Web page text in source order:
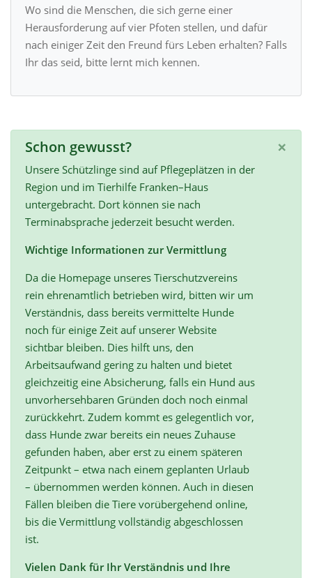
Wo sind die Menschen, die sich gerne einer
Herausforderung auf vier Pfoten stellen, und dafür
nach einiger Zeit den Freund fürs Leben erhalten? Falls
Ihr das seid, bitte lernt mich kennen.
×
Schon gewusst?
Unsere Schützlinge sind auf Pflegeplätzen in der
Region und im Tierhilfe Franken–Haus
untergebracht. Dort können sie nach
Terminabsprache jederzeit besucht werden.
Wichtige Informationen zur Vermittlung
Da die Homepage unseres Tierschutzvereins
rein ehrenamtlich betrieben wird, bitten wir um
Verständnis, dass bereits vermittelte Hunde
noch für einige Zeit auf unserer Website
sichtbar bleiben. Dies hilft uns, den
Arbeitsaufwand gering zu halten und bietet
gleichzeitig eine Absicherung, falls ein Hund aus
unvorhersehbaren Gründen doch noch einmal
zurückkehrt. Zudem kommt es gelegentlich vor,
dass Hunde zwar bereits ein neues Zuhause
gefunden haben, aber erst zu einem späteren
Zeitpunkt – etwa nach einem geplanten Urlaub
– übernommen werden können. Auch in diesen
Fällen bleiben die Tiere vorübergehend online,
bis die Vermittlung vollständig abgeschlossen
ist.
Vielen Dank für Ihr Verständnis und Ihre